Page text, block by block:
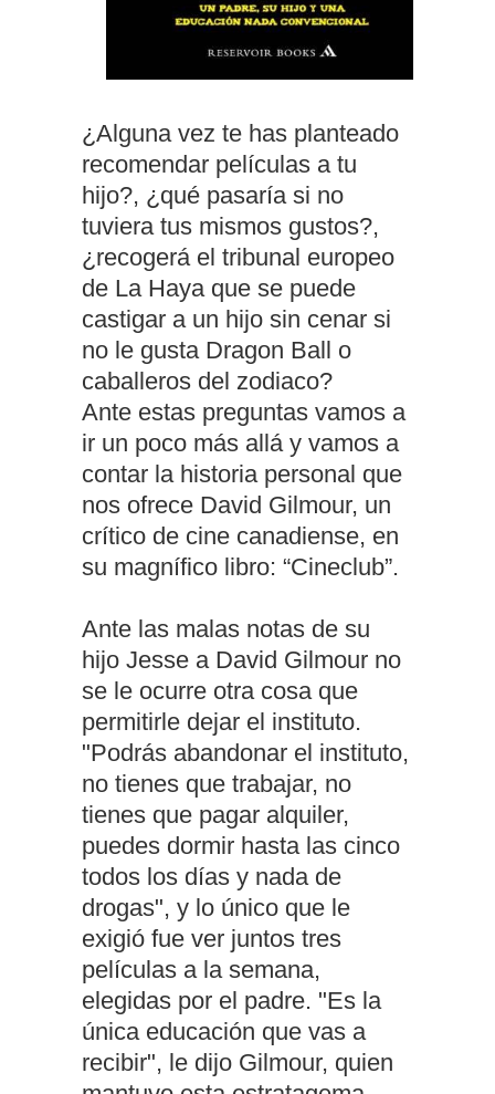
¿Alguna vez te has planteado
recomendar películas a tu
hijo?, ¿qué pasaría si no
tuviera tus mismos gustos?,
¿recogerá el tribunal europeo
de La Haya que se puede
castigar a un hijo sin cenar si
no le gusta Dragon Ball o
caballeros del zodiaco?
Ante estas preguntas vamos a
ir un poco más allá y vamos a
contar la historia personal que
nos ofrece David Gilmour, un
crítico de cine canadiense, en
su magnífico libro: “Cineclub”.
Ante las malas notas de su
hijo Jesse a David Gilmour no
se le ocurre otra cosa que
permitirle dejar el instituto.
"Podrás abandonar el instituto,
no tienes que trabajar, no
tienes que pagar alquiler,
puedes dormir hasta las cinco
todos los días y nada de
drogas", y lo único que le
exigió fue ver juntos tres
películas a la semana,
elegidas por el padre. "Es la
única educación que vas a
recibir", le dijo Gilmour, quien